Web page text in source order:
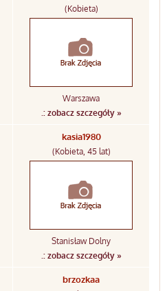
(Kobieta)
Warszawa
.: zobacz szczegóły »
kasia1980
(Kobieta, 45 lat)
Stanisław Dolny
.: zobacz szczegóły »
brzozkaa